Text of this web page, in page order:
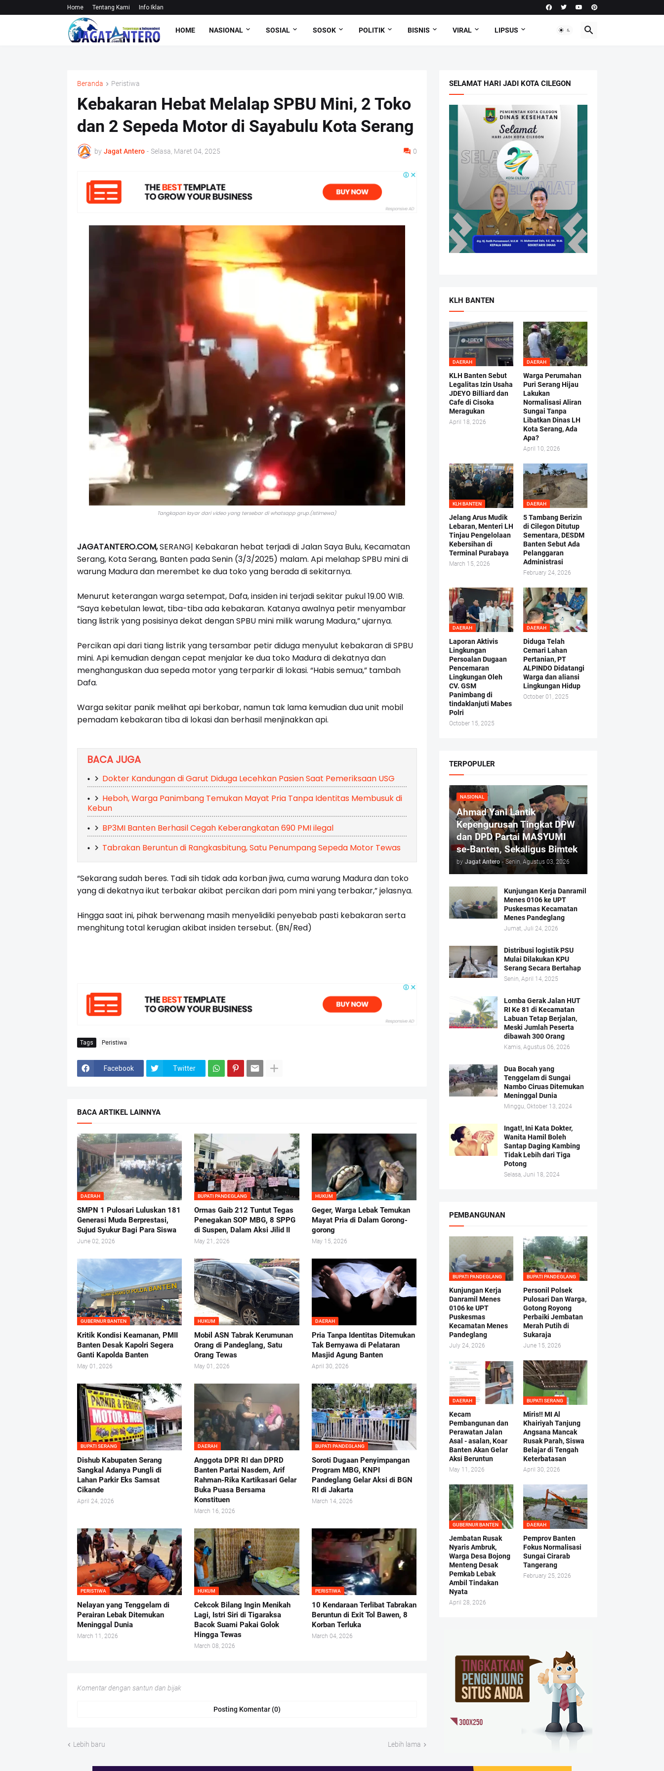
Home Tentang Kami Info Iklan
HOME NASIONAL SOSIAL SOSOK POLITIK BISNIS VIRAL LIPSUS
Beranda Peristiwa
Kebakaran Hebat Melalap SPBU Mini, 2 Toko
dan 2 Sepeda Motor di Sayabulu Kota Serang
by Jagat Antero - Selasa, Maret 04, 2025 0
Tangkapan layar dari video yang tersebar di whatsapp grup.(Istimewa)
JAGATANTERO.COM,SERANG| Kebakaran hebat terjadi di Jalan Saya Bulu, Kecamatan
Serang, Kota Serang, Banten pada Senin (3/3/2025) malam. Api melahap SPBU mini di
warung Madura dan merembet ke dua toko yang berada di sekitarnya.
Menurut keterangan warga setempat, Dafa, insiden ini terjadi sekitar pukul 19.00 WIB.
“Saya kebetulan lewat, tiba-tiba ada kebakaran. Katanya awalnya petir menyambar
tiang listrik yang posisinya dekat dengan SPBU mini milik warung Madura,” ujarnya.
Percikan api dari tiang listrik yang tersambar petir diduga menyulut kebakaran di SPBU
mini. Api kemudian dengan cepat menjalar ke dua toko Madura di dekatnya dan
menghanguskan dua sepeda motor yang terparkir di lokasi. “Habis semua,” tambah
Dafa.
Warga sekitar panik melihat api berkobar, namun tak lama kemudian dua unit mobil
pemadam kebakaran tiba di lokasi dan berhasil menjinakkan api.
BACA JUGA
Dokter Kandungan di Garut Diduga Lecehkan Pasien Saat Pemeriksaan USG
Heboh, Warga Panimbang Temukan Mayat Pria Tanpa Identitas Membusuk di
Kebun
BP3MI Banten Berhasil Cegah Keberangkatan 690 PMI ilegal
Tabrakan Beruntun di Rangkasbitung, Satu Penumpang Sepeda Motor Tewas
“Sekarang sudah beres. Tadi sih tidak ada korban jiwa, cuma warung Madura dan toko
yang di dekatnya ikut terbakar akibat percikan dari pom mini yang terbakar,” jelasnya.
Hingga saat ini, pihak berwenang masih menyelidiki penyebab pasti kebakaran serta
menghitung total kerugian akibat insiden tersebut. (BN/Red)
Tags Peristiwa
Facebook Twitter
BACA ARTIKEL LAINNYA
DAERAH
SMPN 1 Pulosari Luluskan 181
Generasi Muda Berprestasi,
Sujud Syukur Bagi Para Siswa
June 02, 2026
BUPATI PANDEGLANG
Ormas Gaib 212 Tuntut Tegas
Penegakan SOP MBG, 8 SPPG
di Suspen, Dalam Aksi Jilid II
May 21, 2026
HUKUM
Geger, Warga Lebak Temukan
Mayat Pria di Dalam Gorong-
gorong
May 15, 2026
GUBERNUR BANTEN
Kritik Kondisi Keamanan, PMII
Banten Desak Kapolri Segera
Ganti Kapolda Banten
May 01, 2026
HUKUM
Mobil ASN Tabrak Kerumunan
Orang di Pandeglang, Satu
Orang Tewas
May 01, 2026
DAERAH
Pria Tanpa Identitas Ditemukan
Tak Bernyawa di Pelataran
Masjid Agung Banten
April 30, 2026
BUPATI SERANG
Dishub Kabupaten Serang
Sangkal Adanya Pungli di
Lahan Parkir Eks Samsat
Cikande
April 24, 2026
DAERAH
Anggota DPR RI dan DPRD
Banten Partai Nasdem, Arif
Rahman-Rika Kartikasari Gelar
Buka Puasa Bersama
Konstituen
March 16, 2026
BUPATI PANDEGLANG
Soroti Dugaan Penyimpangan
Program MBG, KNPI
Pandeglang Gelar Aksi di BGN
RI di Jakarta
March 14, 2026
PERISTIWA
Nelayan yang Tenggelam di
Perairan Lebak Ditemukan
Meninggal Dunia
March 11, 2026
HUKUM
Cekcok Bilang Ingin Menikah
Lagi, Istri Siri di Tigaraksa
Bacok Suami Pakai Golok
Hingga Tewas
March 08, 2026
PERISTIWA
10 Kendaraan Terlibat Tabrakan
Beruntun di Exit Tol Bawen, 8
Korban Terluka
March 04, 2026
Komentar dengan santun dan bijak
Posting Komentar (0)
Lebih baru Lebih lama
SELAMAT HARI JADI KOTA CILEGON
KLH BANTEN
DAERAH
KLH Banten Sebut
Legalitas Izin Usaha
JDEYO Billiard dan
Cafe di Cisoka
Meragukan
April 18, 2026
DAERAH
Warga Perumahan
Puri Serang Hijau
Lakukan
Normalisasi Aliran
Sungai Tanpa
Libatkan Dinas LH
Kota Serang, Ada
Apa?
April 10, 2026
KLH BANTEN
Jelang Arus Mudik
Lebaran, Menteri LH
Tinjau Pengelolaan
Kebersihan di
Terminal Purabaya
March 15, 2026
DAERAH
5 Tambang Berizin
di Cilegon Ditutup
Sementara, DESDM
Banten Sebut Ada
Pelanggaran
Administrasi
February 24, 2026
DAERAH
Laporan Aktivis
Lingkungan
Persoalan Dugaan
Pencemaran
Lingkungan Oleh
CV. GSM
Panimbang di
tindaklanjuti Mabes
Polri
October 15, 2025
DAERAH
Diduga Telah
Cemari Lahan
Pertanian, PT
ALPINDO Didatangi
Warga dan aliansi
Lingkungan Hidup
October 01, 2025
TERPOPULER
NASIONAL
Ahmad Yani Lantik
Kepengurusan Tingkat DPW
dan DPD Partai MASYUMI
se-Banten, Sekaligus Bimtek
by Jagat Antero - Senin, Agustus 03, 2026
Kunjungan Kerja Danramil
Menes 0106 ke UPT
Puskesmas Kecamatan
Menes Pandeglang
Jumat, Juli 24, 2026
Distribusi logistik PSU
Mulai Dilakukan KPU
Serang Secara Bertahap
Senin, April 14, 2025
Lomba Gerak Jalan HUT
RI Ke 81 di Kecamatan
Labuan Tetap Berjalan,
Meski Jumlah Peserta
dibawah 300 Orang
Kamis, Agustus 06, 2026
Dua Bocah yang
Tenggelam di Sungai
Nambo Ciruas Ditemukan
Meninggal Dunia
Minggu, Oktober 13, 2024
Ingat!, Ini Kata Dokter,
Wanita Hamil Boleh
Santap Daging Kambing
Tidak Lebih dari Tiga
Potong
Selasa, Juni 18, 2024
PEMBANGUNAN
BUPATI PANDEGLANG
Kunjungan Kerja
Danramil Menes
0106 ke UPT
Puskesmas
Kecamatan Menes
Pandeglang
July 24, 2026
BUPATI PANDEGLANG
Personil Polsek
Pulosari Dan Warga,
Gotong Royong
Perbaiki Jembatan
Merah Putih di
Sukaraja
June 15, 2026
DAERAH
Kecam
Pembangunan dan
Perawatan Jalan
Asal - asalan, Koar
Banten Akan Gelar
Aksi Beruntun
May 11, 2026
BUPATI SERANG
Miris!! MI Al
Khairiyah Tanjung
Angsana Mancak
Rusak Parah, Siswa
Belajar di Tengah
Keterbatasan
April 30, 2026
GUBERNUR BANTEN
Jembatan Rusak
Nyaris Ambruk,
Warga Desa Bojong
Menteng Desak
Pemkab Lebak
Ambil Tindakan
Nyata
April 28, 2026
DAERAH
Pemprov Banten
Fokus Normalisasi
Sungai Cirarab
Tangerang
February 25, 2026